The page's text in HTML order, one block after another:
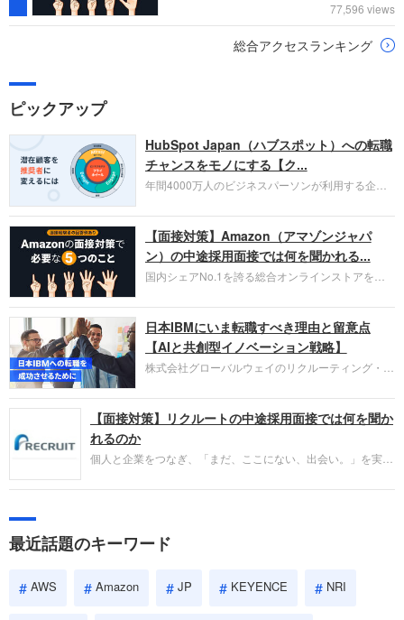
77,596 views
総合アクセスランキング
ピックアップ
HubSpot Japan（ハブスポット）への転職
チャンスをモノにする【ク...
年間4000万人のビジネスパーソンが利用する企業
お勧めするイチオシ企業をご紹介します。今回はク
ラウド型CRMプラットフォームを提供する
HubSpot Japan（ハブスポット・ジャパン）株式会
社です。採用面接対策の企業研究にご活用くださ
い。
【面接対策】Amazon（アマゾンジャパ
ン）の中途採用面接では何を聞かれる...
国内シェアNo.1を誇る総合オンラインストアを運
圧倒的な存在感を持つAmazon。中途採用面接では
過去の具体的な業務成果やリーダーシップの発揮、
失敗からの学びが重視され、人間性やカルチャーフ
ィットも評価対象となり、長期的に成長できる仲間
であるかを多角的に審査されます。
日本IBMにいま転職すべき理由と留意点
【AIと共創型イノベーション戦略】
株式会社グローバルウェイのリクルーティング・パ
パーソンが利用する企業口コミサイト「キャリコ
ネ」の転職エージェントがお勧めするイチオシ企業
IBMです。採用面接対策の企業研究にご活用くださ
い。
【面接対策】リクルートの中途採用面接では何を聞か
れるのか
個人と企業をつなぎ、「まだ、ここにない、出会い。」を実現
やこれまでの成果を具体的に問われるほか、「人間性」も評価
しょう。
最近話題のキーワード
AWS Amazon JP KEYENCE NRI